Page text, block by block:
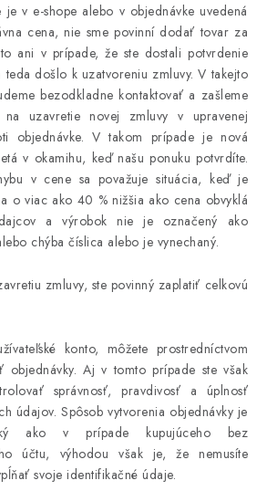
v e-shope alebo v objednávke uvedená
cena, nie sme povinní dodať tovar za
ani v prípade, že ste dostali potvrdenie
teda došlo k uzatvoreniu zmluvy. V takejto
bezodkladne kontaktovať a zašleme
na uzavretie novej zmluvy v upravenej
objednávke. V takom prípade je nová
v okamihu, keď našu ponuku potvrdíte.
v cene sa považuje situácia, keď je
o viac ako 40 % nižšia ako cena obvyklá
a výrobok nie je označený ako
chýba číslica alebo je vynechaný.
zmluvy, ste povinný zaplatiť celkovú
konto, môžete prostredníctvom
objednávky. Aj v tomto prípade ste však
správnosť, pravdivosť a úplnosť
údajov. Spôsob vytvorenia objednávky je
ako v prípade kupujúceho bez
účtu, výhodou však je, že nemusíte
svoje identifikačné údaje.